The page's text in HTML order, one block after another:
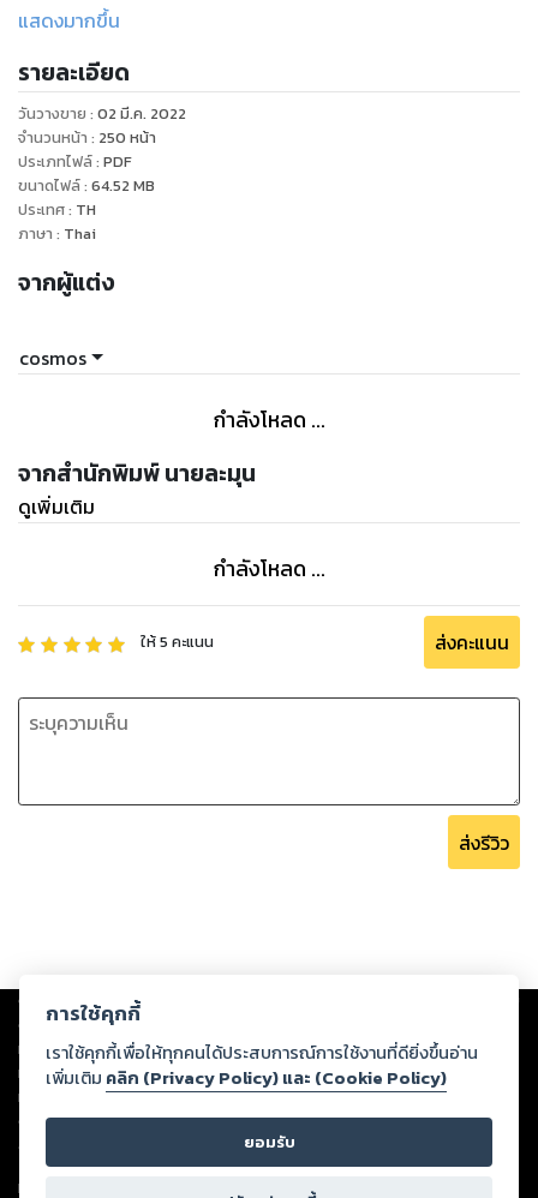
โอเค... กูอาจยังดีไม่พอ... เพราะงั้นนิธิศจะถอย... แต่เหมือนเคราะห์
ประสานงากับเสาไฟฟ้า
...ตู้ม กลายเป็นโกโก้ครั้นช์!!
ใครเห็นก็คิดว่าตายแต่เปล่าครับ กูเสือกย้อนเวลากลับมาได้... ย้อน
มาเจอนายเอกตอนเจอกันครั้งแรก เหตุการณ์ทุกอย่างเหมือนเดิม
ป้อม...
แล้วไหงไอ้พระเอกมันถึงได้เบนเป้าหมายมาหากูแทนวะเนี่ย!!
!!!!! คำเตือน:: กรุณาถอดสมองออกก่อนอ่าน
เพราะเรื่องนี้ '' กาวมาก'' ฮะ #เน้นกาวไม่เอาสาระ (-,.-) #แต่รักนะ
คนอ่าน
แสดงมากขึ้น
รายละเอียด
วันวางขาย : 02 มี.ค. 2022
จำนวนหน้า : 250 หน้า
ประเภทไฟล์: PDF
ขนาดไฟล์: 64.52 MB
ประเทศ: TH
ภาษา : Thai
จากผู้แต่ง
cosmos
กำลังโหลด ...
จากสำนักพิมพ์ นายละมุน
ดูเพิ่มเติม
กำลังโหลด ...
ให้5 คะแนน ส่งคะแนน
ส่งรีวิว
Copyright © 2026
ต่อผลงานหรือเนื้อหาใดที่อัปโหลดผ่านเว็บไซต์และปรากฏว่าละเมิดสิทธิใน
ทรัพย์สินทางปัญญาของบุคคลอื่นหรือขัดต่อกฎหมายและศีลธรรม ดังนั้น ผู้อ่าน
ทุกท่านโปรดใช้วิจารณญาณในการกลั่นกรองด้วยตนเอง และหากท่านพบว่าส่วน
หนึ่งส่วนใดขัดต่อกฎหมายและศีลธรรม กรุณาแจ้งมายังบริษัท เพื่อทีมงานจะได้
ดำเนินการในทันที ทั้งนี้ ทางสตอรี่ล็อกขอสงวนลิขสิทธิ์ตามพระราชบัญญัติ
ลิขสิทธิ์ พ.ศ. 2537 (ฉบับล่าสุด)
For support: member@ookbee.com
การใช้คุกกี้
เราใช้คุกกี้เพื่อให้ทุกคนได้ประสบการณ์การใช้งานที่ดียิ่งขึ้นอ่าน
เพิ่มเติม คลิก (Privacy Policy) และ (Cookie Policy)
ยอมรับ